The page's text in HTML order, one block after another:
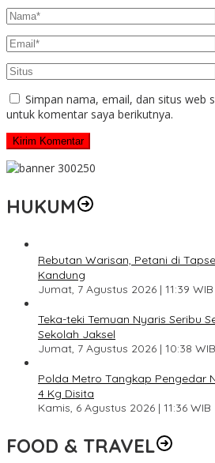
Simpan nama, email, dan situs web
untuk komentar saya berikutnya.
HUKUM
Rebutan Warisan, Petani di
Kandung
Jumat, 7 Agustus 2026 | 11:39 WIB
Teka-teki Temuan Nyaris Seribu
Sekolah Jaksel
Jumat, 7 Agustus 2026 | 10:38 WIB
Polda Metro Tangkap Pengedar
4 Kg Disita
Kamis, 6 Agustus 2026 | 11:36 WIB
FOOD & TRAVEL